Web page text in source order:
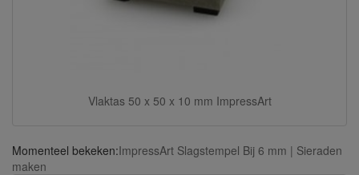
Vlaktas 50 x 50 x 10 mm ImpressArt
Momenteel bekeken:ImpressArt Slagstempel Bij 6 mm | Sieraden
maken